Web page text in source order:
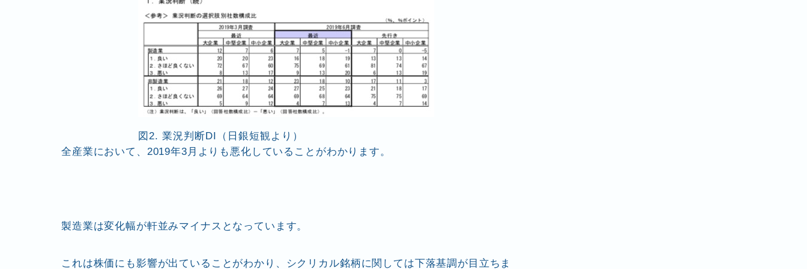
図2. 業況判断DI（日銀短観より）
全産業において、2019年3月よりも悪化していることがわかります。
製造業は変化幅が軒並みマイナスとなっています。
これは株価にも影響が出ていることがわかり、シクリカル銘柄に関しては下落基調が目立ちま